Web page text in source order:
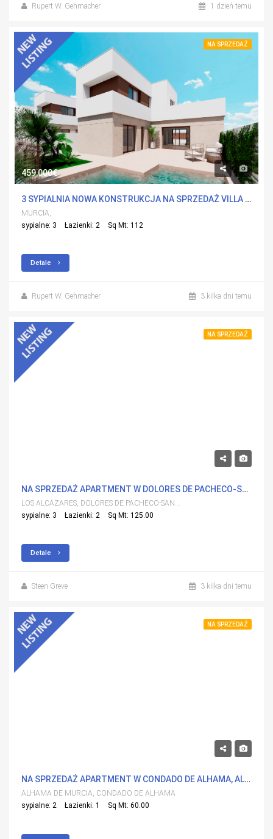
Rupert W. Gehmacher 1 dzień temu
NA SPRZEDAŻ
459,000€
3 SYPIALNIA NOWA KONSTRUKCJA NA SPRZEDAŻ VILLA W LOS ALCÁZARES, MURCIA Z BASENEM
MURCIA,
sypialne: 3
Łazienki: 2 Sq Mt: 112
Detale
Rupert W. Gehmacher 3 kilka dni temu
NA SPRZEDAŻ
NA SPRZEDAŻ APARTMENT W DOLORES DE PACHECO-SANTA ROSALÍA, LOS ALCAZARES Z BASENEM
LOS ALCÁZARES, DOLORES DE PACHECO-SANTA ROSALÍA
sypialne: 3
Łazienki: 2 Sq Mt: 125.00
Detale
Steen Greve 3 kilka dni temu
NA SPRZEDAŻ
NA SPRZEDAŻ APARTMENT W CONDADO DE ALHAMA, ALHAMA DE MURCIA Z BASENEM
ALHAMA DE MURCIA, CONDADO DE ALHAMA
sypialne: 2
Łazienki: 1 Sq Mt: 60.00